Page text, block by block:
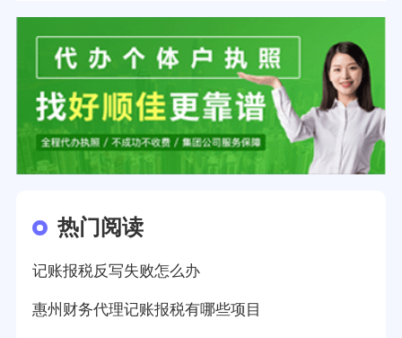
热门阅读
记账报税反写失败怎么办
惠州财务代理记账报税有哪些项目